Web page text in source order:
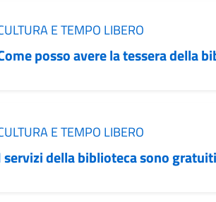
E TEMPO LIBERO
posso avere la tessera della
E TEMPO LIBERO
servizi della biblioteca sono